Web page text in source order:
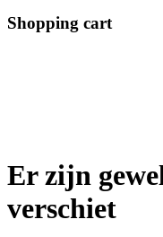
Shopping cart
Er zijn
verschiet